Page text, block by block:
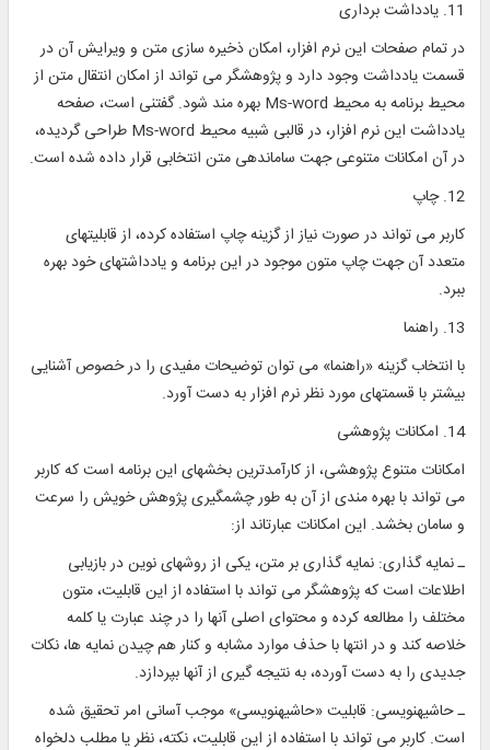
11. يادداشت ‎برداری
در تمام صفحات اين نرم افزار‎، امكان ذخيره ‎سازی متن و ويرايش آن در
قسمت يادداشت وجود دارد و پژوهشگر می تواند از امكان انتقال متن از
محيط برنامه به محيط Ms-word بهره ‎مند شود. گفتنی است، صفحه
يادداشت اين نرم افزار، در قالبی شبيه محيط Ms-word طراحی گرديده،
در آن امكانات متنوعی جهت ساماندهی متن انتخابی قرار داده شده است.
12. چاپ
كاربر می تواند در صورت نياز از گزينه چاپ استفاده كرده، از قابليتهای
متعدد آن جهت چاپ متون موجود در اين برنامه و يادداشت‎های خود بهره
ببرد.
13. راهنما
با انتخاب گزينه «راهنما» می توان توضيحات مفيدی را در خصوص آشنايی
بيشتر با قسمتهای مورد نظر نرم افزار به دست آورد.
14. امكانات پژوهشی
امكانات متنوع پژوهشی، از كارآمدترين بخشهای اين برنامه است كه كاربر
می تواند با بهره ‎مندی از آن به طور چشمگيری پژوهش خويش را سرعت
و سامان بخشد. اين امكانات عبارت‎اند از:
ـ نمايه ‎گذاری: نمايه ‎گذاری بر متن، يكی از روشهای نوين در بازيابی
اطلاعات است كه پژوهشگر می تواند با استفاده از اين قابليت، متون
مختلف را مطالعه کرده و محتوای اصلی آنها را در چند عبارت يا كلمه
خلاصه كند و در انتها با حذف موارد مشابه و کنار هم چيدن نمايه ‎ها، نكات
جديدی را به دست آورده، به نتيجه ‎گيری از آنها بپردازد.
ـ حاشيه‎نويسی: قابليت «حاشيه‎نويسی» موجب آسانی امر تحقيق شده
است. كاربر می تواند با استفاده از اين قابليت، نكته، نظر يا مطلب دلخواه